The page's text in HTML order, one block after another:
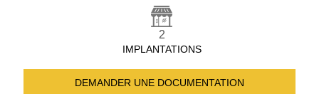
2
IMPLANTATIONS
DEMANDER UNE DOCUMENTATION